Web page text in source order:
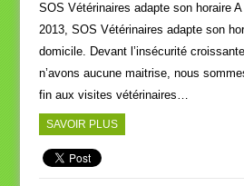
SOS Vétérinaires adapte son horaire
2013, SOS Vétérinaires adapte son
domicile. Devant l’insécurité
n’avons aucune maitrise, nous
fin aux visites vétérinaires…
SAVOIR PLUS